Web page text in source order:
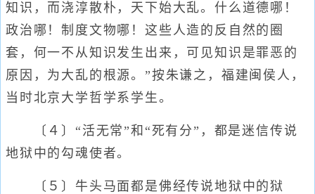
知识，而浇淳散朴，天下始大乱。什么道德哪！
政治哪！制度文物哪！这些人造的反自然的圈
套，何一不从知识发生出来，可见知识是罪恶的
原因，为大乱的根源。”按朱谦之，福建闽侯人，
当时北京大学哲学系学生。
〔４〕“活无常”和“死有分”，都是迷信传说
地狱中的勾魂使者。
〔５〕牛头马面都是佛经传说地狱中的狱